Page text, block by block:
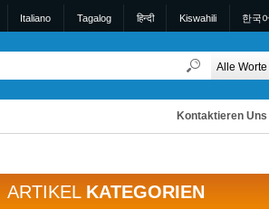
Italiano Tagalog हिन्दी Kiswahili 한국
Kontaktieren Uns
ARTIKEL KATEGORIEN